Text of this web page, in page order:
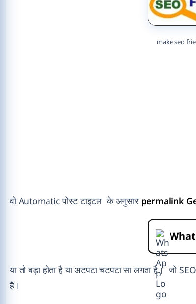
make seo
वो Automatic पोस्ट टाइटल के अनुसार permalink
या तो बड़ा होता है या अटपटा चटपटा सा लगता है। जो
है।